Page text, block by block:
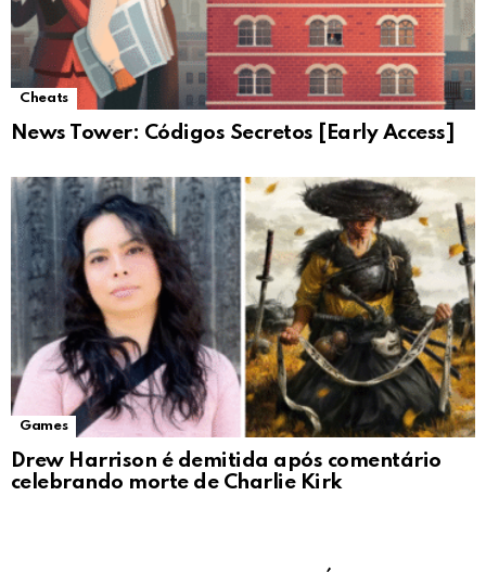
Cheats
News Tower: Códigos Secretos [Early Access]
Games
Drew Harrison é demitida após comentário
celebrando morte de Charlie Kirk